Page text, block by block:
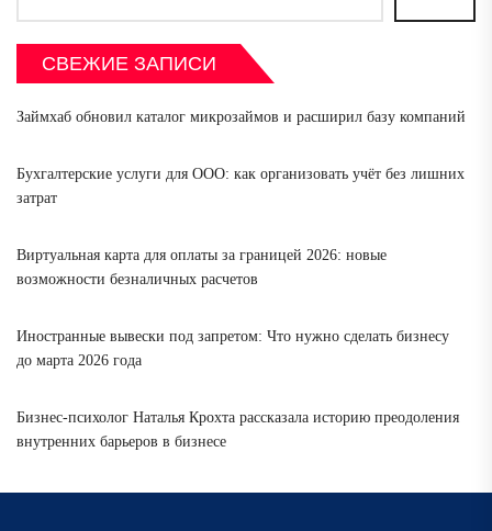
СВЕЖИЕ ЗАПИСИ
Займхаб обновил каталог микрозаймов и расширил базу компаний
Бухгалтерские услуги для ООО: как организовать учёт без лишних
затрат
Виртуальная карта для оплаты за границей 2026: новые
возможности безналичных расчетов
Иностранные вывески под запретом: Что нужно сделать бизнесу
до марта 2026 года
Бизнес-психолог Наталья Крохта рассказала историю преодоления
внутренних барьеров в бизнесе